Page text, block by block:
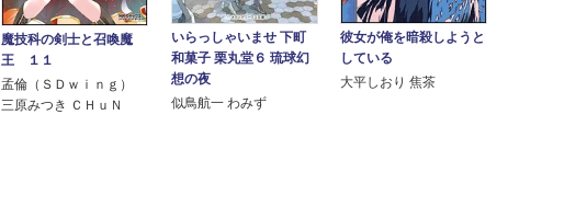
魔技科の剣士と召喚魔
王 １１
孟倫（ＳＤｗｉｎｇ）
三原みつき ＣＨｕＮ
いらっしゃいませ 下町
和菓子 栗丸堂６ 琉球幻
想の夜
似鳥航一 わみず
彼女が俺を暗殺しようと
している
大平しおり 焦茶